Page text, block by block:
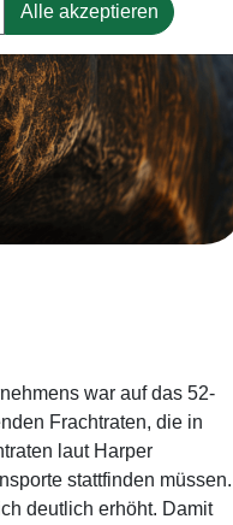
war auf das 52-
Frachtraten, die in
laut Harper
stattfinden müssen.
deutlich erhöht. Damit
Alle akzeptieren